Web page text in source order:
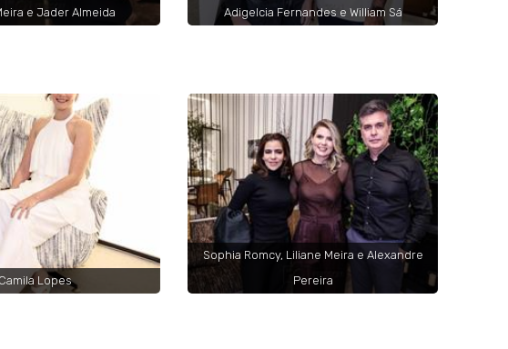
e Jader Almeida Adigelcia Fernandes e William Sá
Camila Lopes
Sophia Romcy, Liliane Meira e Alexandre
Pereira